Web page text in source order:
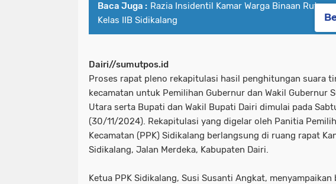
Baca Juga : Razia Insidentil Kamar Warga Binaan Rutan
Kelas IIB Sidikalang
Dairi//sumutpos.id
Proses rapat pleno rekapitulasi hasil penghitungan suara
kecamatan untuk Pemilihan Gubernur dan Wakil Gubernur
Utara serta Bupati dan Wakil Bupati Dairi dimulai pada
(30/11/2024). Rekapitulasi yang digelar oleh Panitia
Kecamatan (PPK) Sidikalang berlangsung di ruang rapat
Sidikalang, Jalan Merdeka, Kabupaten Dairi.
Ketua PPK Sidikalang, Susi Susanti Angkat, menyampaikan